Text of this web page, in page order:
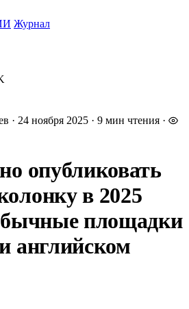
Журнал
· 24 ноября 2025 · 9 мин чтения ·
опубликовать
в 2025
площадки
английском